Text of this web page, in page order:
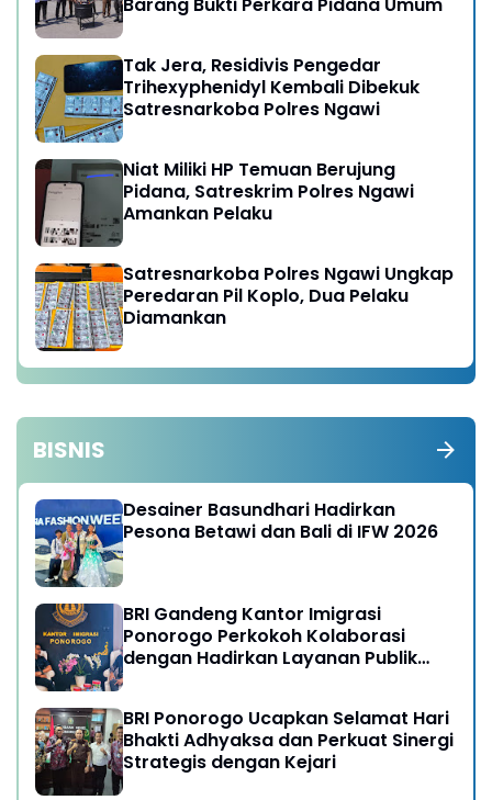
Barang Bukti Perkara Pidana Umum
Tak Jera, Residivis Pengedar
Trihexyphenidyl Kembali Dibekuk
Satresnarkoba Polres Ngawi
Niat Miliki HP Temuan Berujung
Pidana, Satreskrim Polres Ngawi
Amankan Pelaku
Satresnarkoba Polres Ngawi Ungkap
Peredaran Pil Koplo, Dua Pelaku
Diamankan
BISNIS
Desainer Basundhari Hadirkan
Pesona Betawi dan Bali di IFW 2026
BRI Gandeng Kantor Imigrasi
Ponorogo Perkokoh Kolaborasi
dengan Hadirkan Layanan Publik
BRI Ponorogo Ucapkan Selamat Hari
Bhakti Adhyaksa dan Perkuat Sinergi
Strategis dengan Kejari